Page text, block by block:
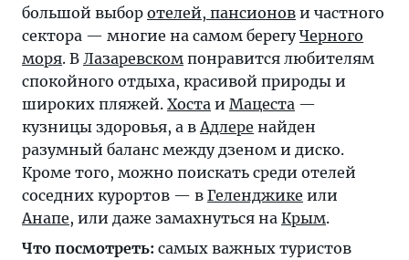
большой выбор отелей, пансионов и частного
сектора — многие на самом берегуЧерного
моря. В Лазаревском понравится любителям
спокойного отдыха, красивой природы и
широких пляжей. Хоста и Мацеста —
кузницы здоровья, а в Адлере найден
разумный баланс между дзеном и диско.
Кроме того, можно поискать среди отелей
соседних курортов — в Геленджике или
Анапе, или даже замахнуться на Крым.
Что посмотреть: самых важных туристов